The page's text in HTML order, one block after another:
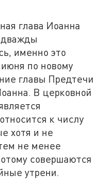
глава Иоанна
дважды
именно это
по новому
главы Предтечи
В церковной
к числу
хотя и не
не менее
совершаются
утрени.